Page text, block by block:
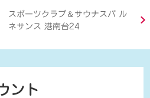
スポーツクラブ ＆ サウナスパ ル
ネサンス 港南台24
ント